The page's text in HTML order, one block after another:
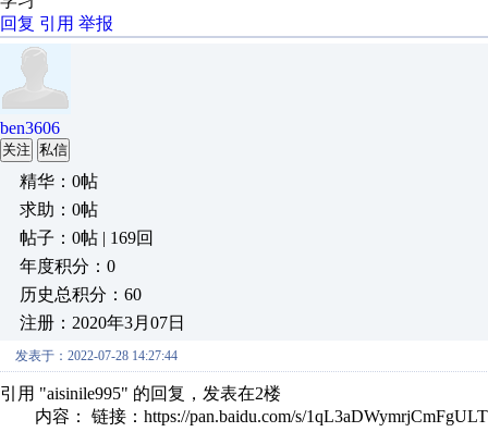
回复 引用 举报
ben3606
关注 私信
精华：0帖
求助：0帖
帖子：0帖 | 169回
年度积分：0
历史总积分：60
注册：2020年3月07日
发表于：2022-07-28 14:27:44
引用 "aisinile995" 的回复，发表在2楼
内容： 链接：https://pan.baidu.com/s/